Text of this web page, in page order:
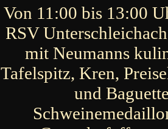
Von 11:00 bis 13:00
RSV
mit Neumanns
Tafelspitz, Kren,
und